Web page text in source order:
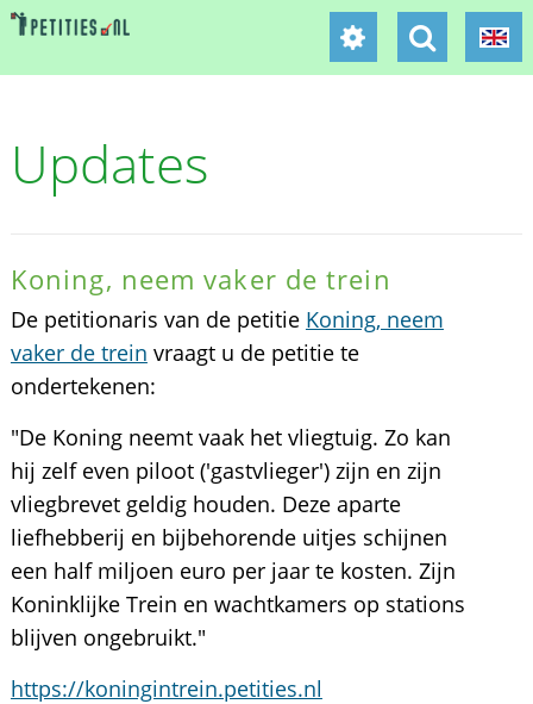
Updates
Koning, neem vaker de trein
De petitionaris van de petitie Koning, neem
vaker de trein vraagt u de petitie te
ondertekenen:
"De Koning neemt vaak het vliegtuig. Zo kan
hij zelf even piloot ('gastvlieger') zijn en zijn
vliegbrevet geldig houden. Deze aparte
liefhebberij en bijbehorende uitjes schijnen
een half miljoen euro per jaar te kosten. Zijn
Koninklijke Trein en wachtkamers op stations
blijven ongebruikt."
https://koningintrein.petities.nl